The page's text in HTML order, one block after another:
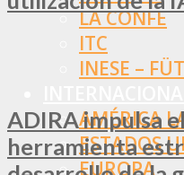
LA CONFE
ITC
INESE –
AMÉRICA
ESTADOS
EUROPA
ADIRA impulsa
herramienta